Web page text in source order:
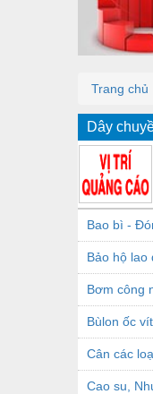
Trang chủ
Dây
Bao bì -
Bảo hộ lao
Bơm công
Bùlon ốc vít
Cân các
Cao su,